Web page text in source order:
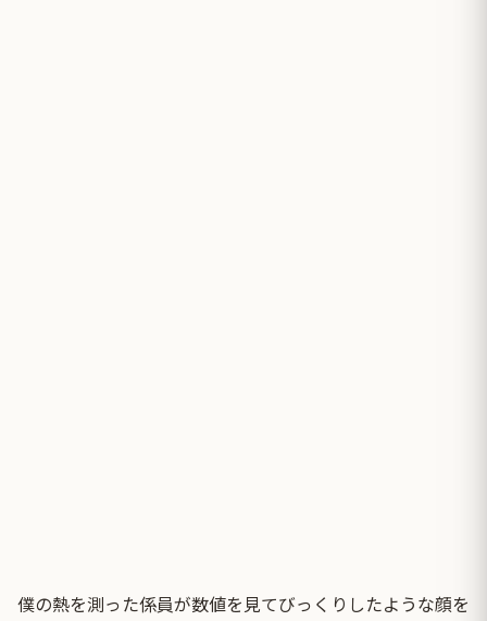
僕の熱を測った係員が数値を見てびっくりしたような顔を